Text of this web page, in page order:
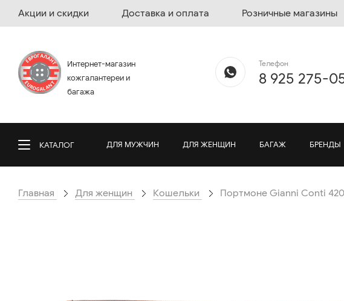
Акции и скидки Доставка и оплата Розничные магазины
Интернет-магазин
кожгалантереи и
багажа
Телефон
8 925 275-
КАТАЛОГ ДЛЯ МУЖЧИН ДЛЯ ЖЕНЩИН БАГАЖ БРЕНДЫ
Главная Для женщин Кошельки Портмоне Gianni Conti